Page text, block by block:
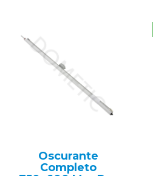
Oscurante
Completo